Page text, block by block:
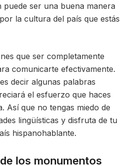
puede ser una buena manera
la cultura del país que estás
que ser completamente
comunicarte efectivamente.
decir algunas palabras
el esfuerzo que haces
Así que no tengas miedo de
lingüísticas y disfruta de tu
hispanohablante.
los monumentos